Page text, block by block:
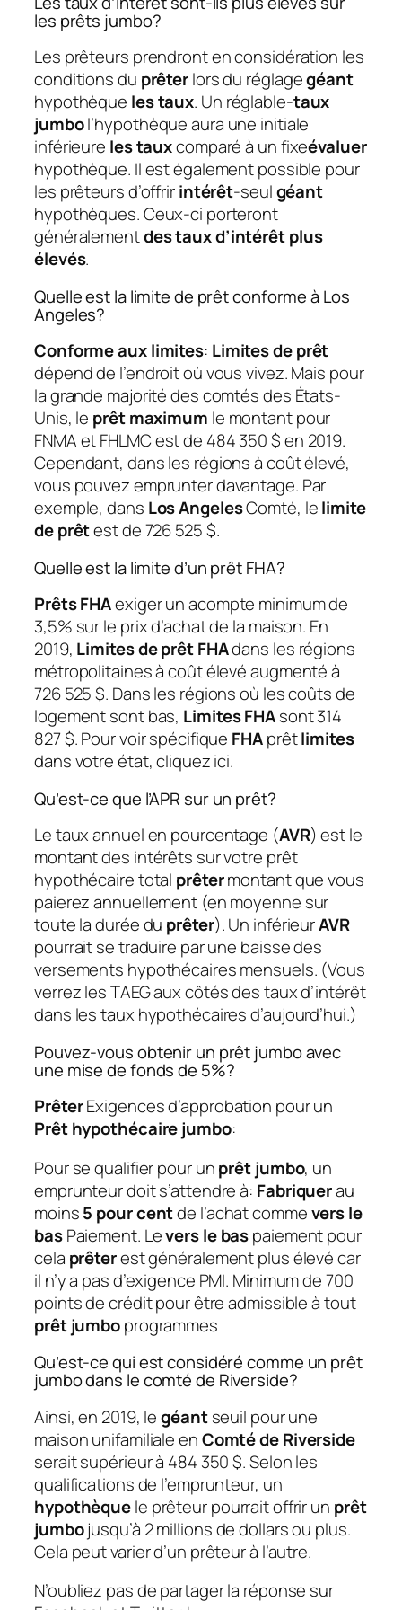
les prêts jumbo?
Les prêteurs prendront en considération les
conditions du prêterlors du réglagegéant
hypothèque les taux. Un réglable-taux
jumbol’hypothèque aura une initiale
inférieure les tauxcomparé à un fixeévaluer
hypothèque. Il est également possible pour
les prêteurs d’offririntérêt-seulgéant
hypothèques. Ceux-ci porteront
généralementdes taux d’intérêt plus
élevés.
Quelle est la limite de prêt conforme à Los
Angeles?
Conforme aux limites: Limites de prêt
dépend de l’endroit où vous vivez. Mais pour
la grande majorité des comtés des États-
Unis, le prêt maximum le montant pour
FNMA et FHLMC est de 484 350 $ en 2019.
Cependant, dans les régions à coût élevé,
vous pouvez emprunter davantage. Par
exemple, dans Los AngelesComté, lelimite
de prêtest de 726 525 $.
Quelle est la limite d’un prêt FHA?
Prêts FHAexiger un acompte minimum de
3,5% sur le prix d’achat de la maison. En
2019, Limites de prêt FHAdans les régions
métropolitaines à coût élevé augmenté à
726 525 $. Dans les régions où les coûts de
logement sont bas, Limites FHAsont 314
827 $. Pour voir spécifique FHAprêtlimites
dans votre état, cliquez ici.
Qu’est-ce que l’APR sur un prêt?
Le taux annuel en pourcentage (AVR) est le
montant des intérêts sur votre prêt
hypothécaire total prêtermontant que vous
paierez annuellement (en moyenne sur
toute la durée du prêter). Un inférieurAVR
pourrait se traduire par une baisse des
versements hypothécaires mensuels. (Vous
verrez les TAEG aux côtés des taux d’intérêt
dans les taux hypothécaires d’aujourd’hui.)
Pouvez-vous obtenir un prêt jumbo avec
une mise de fonds de 5%?
PrêterExigences d’approbation pour un
Prêt hypothécaire jumbo:
Pour se qualifier pour unprêt jumbo, un
emprunteur doit s’attendre à: Fabriquerau
moins5 pour centde l’achat commevers le
basPaiement. Levers le baspaiement pour
cela prêterest généralement plus élevé car
il n’y a pas d’exigence PMI. Minimum de 700
points de crédit pour être admissible à tout
prêt jumboprogrammes
Qu’est-ce qui est considéré comme un prêt
jumbo dans le comté de Riverside?
Ainsi, en 2019, legéantseuil pour une
maison unifamiliale enComté de Riverside
serait supérieur à 484 350 $. Selon les
qualifications de l’emprunteur, un
hypothèquele prêteur pourrait offrir un prêt
jumbojusqu’à 2 millions de dollars ou plus.
Cela peut varier d’un prêteur à l’autre.
N’oubliez pas de partager la réponse sur